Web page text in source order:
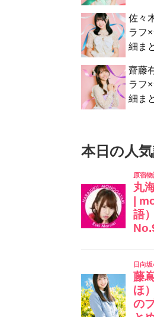
佐々
ラフ
細ま
齋藤
ラフ
細ま
本日の人